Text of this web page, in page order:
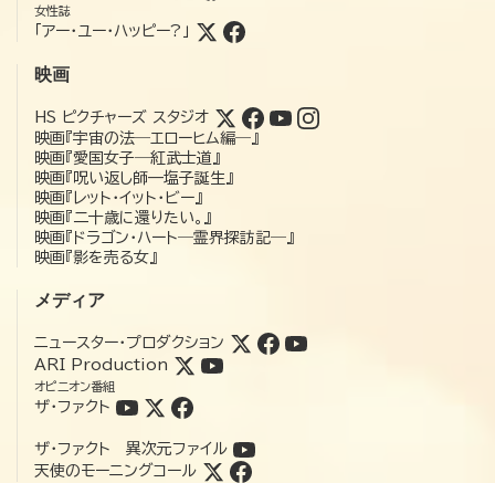
女性誌
「アー・ユー・ハッピー?」
映画
HS ピクチャーズ スタジオ
映画『宇宙の法―エローヒム編―』
映画『愛国女子―紅武士道』
映画『呪い返し師—塩子誕生』
映画『レット・イット・ビー』
映画『二十歳に還りたい。』
映画『ドラゴン・ハート―霊界探訪記―』
映画『影を売る女』
メディア
ニュースター・プロダクション
ARI Production
オピニオン番組
ザ・ファクト
ザ・ファクト 異次元ファイル
天使のモーニングコール